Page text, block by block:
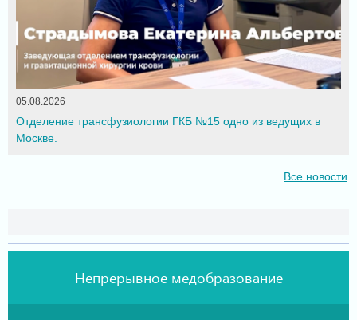
05.08.2026
Отделение трансфузиологии ГКБ №15 одно из ведущих в
Москве.
Все новости
Непрерывное медобразование